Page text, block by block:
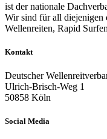
ist der nationale
Wir sind für all diejenigen
Wellenreiten, Rapid
Kontakt
Deutscher
Ulrich-Brisch-Weg 1
50858 Köln
Social Media